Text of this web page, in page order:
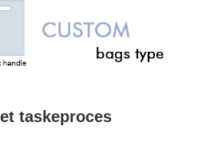
taskeproces